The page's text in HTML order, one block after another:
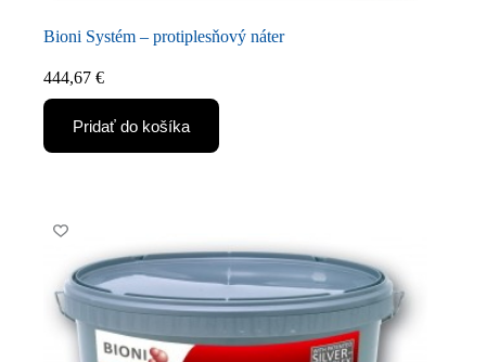
Bioni Systém – protiplesňový náter
444,67 €
Pridať do košíka